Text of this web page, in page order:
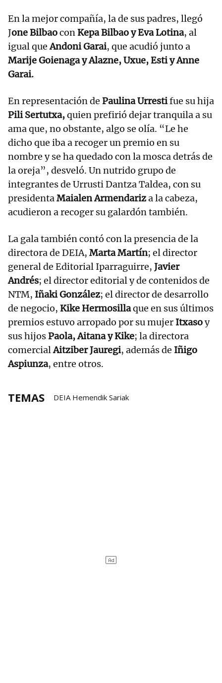
En la mejor compañía, la de sus padres, llegó
Jone BilbaoconKepa Bilbao y Eva Lotina, al
igual queAndoni Garai, que acudió junto a
Marije Goienaga y Alazne, Uxue, Esti y Anne
Garai.
En representación de Paulina Urrestifue su hija
Pili Sertutxa,quien prefirió dejar tranquila a su
ama que, no obstante, algo se olía. “Le he
dicho que iba a recoger un premio en su
nombre y se ha quedado con la mosca detrás de
la oreja”, desveló. Un nutrido grupo de
integrantes de Urrusti Dantza Taldea, con su
presidentaMaialen Armendariza la cabeza,
acudieron a recoger su galardón también.
La gala también contó con la presencia de la
directora de DEIA, Marta Martín; el director
general de Editorial Iparraguirre, Javier
Andrés; el director editorial y de contenidos de
NTM, Iñaki González; el director de desarrollo
de negocio, Kike Hermosillaque en sus últimos
premios estuvo arropado por su mujer Itxasoy
sus hijosPaola, Aitana y Kike; la directora
comercialAitziber Jauregi, además de Iñigo
Aspiunza, entre otros.
TEMAS DEIA Hemendik Sariak